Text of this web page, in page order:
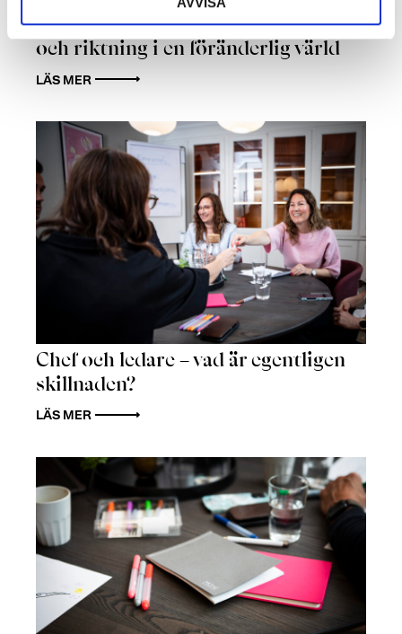
Framtidens ledare skapar trygghet
och riktning i en föränderlig värld
LÄS MER
Chef och ledare – vad är egentligen
skillnaden?
LÄS MER